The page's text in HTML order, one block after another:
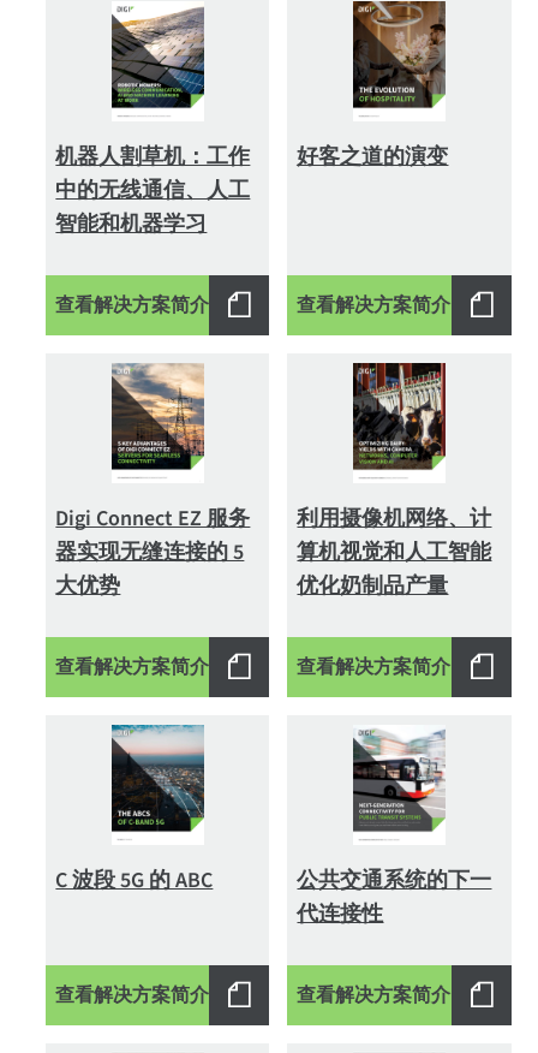
机器人割草机：工作
中的无线通信、人工
智能和机器学习
查看解决方案简介
好客之道的演变
查看解决方案简介
Digi Connect EZ 服务
器实现无缝连接的 5
大优势
查看解决方案简介
利用摄像机网络、计
算机视觉和人工智能
优化奶制品产量
查看解决方案简介
C 波段 5G 的 ABC
查看解决方案简介
公共交通系统的下一
代连接性
查看解决方案简介